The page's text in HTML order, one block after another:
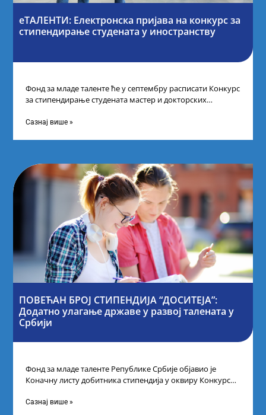
еТАЛЕНТИ: Електронска пријава на конкурс за
стипендирање студената у иностранству
Фонд за младе таленте ће у септембру расписати Конкурс
за стипендирање студената мастер и докторских
Сазнај више »
ПОВЕЋАН БРОЈ СТИПЕНДИЈА “ДОСИТЕЈА”:
Додатно улагање државе у развој талената у
Србији
Фонд за младе таленте Републике Србије објавио је
Коначну листу добитника стипендија у оквиру Конкурса
Сазнај више »